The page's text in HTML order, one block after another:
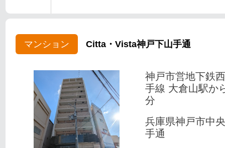
マンション Citta・Vista神戸下山手通
神戸市営地下鉄
手線 大倉山駅か
分
兵庫県神戸市中
手通